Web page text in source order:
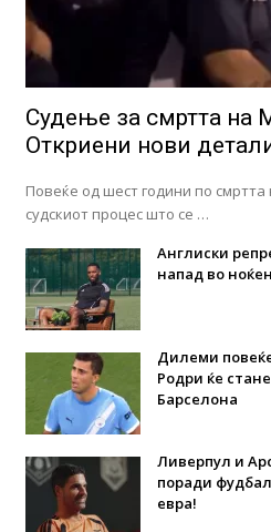
Судење за смртта на
Откриени нови
Повеќе од шест години по
судскиот процес што се …
Англиски
напад во
Дилеми
Родри ќе
Барселона
Ливерпул и
поради
евра!